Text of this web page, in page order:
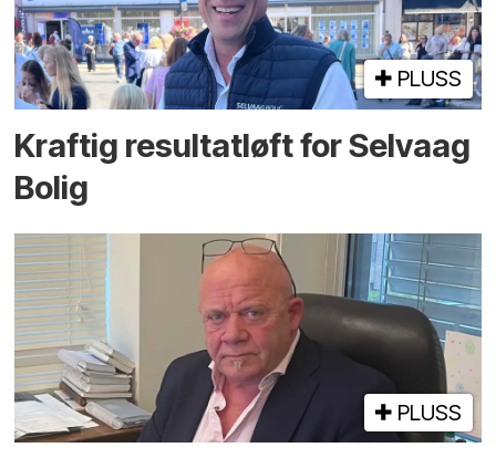
PLUSS
Kraftig resultatløft for Selvaag
Bolig
PLUSS